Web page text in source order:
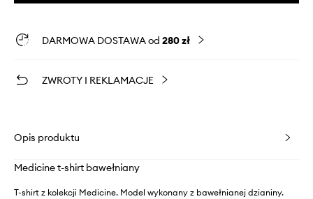
DARMOWA DOSTAWA od 280 zł
ZWROTY I REKLAMACJE
Opis produktu
Medicine t-shirt bawełniany
T-shirt z kolekcji Medicine. Model wykonany z bawełnianej dzianiny.